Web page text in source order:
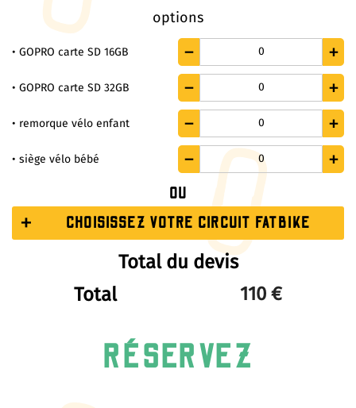
options
• GOPRO carte SD 16GB 0
• GOPRO carte SD 32GB 0
• remorque vélo enfant 0
• siège vélo bébé 0
OU
CHOISISSEZ VOTRE CIRCUIT FATBIKE
Total du devis
Total
RÉSERVEZ